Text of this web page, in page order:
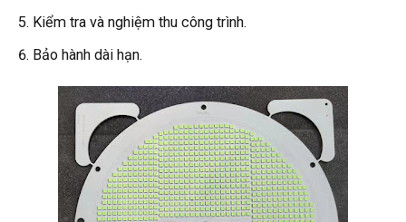
Kiểm tra và nghiệm thu công trình.
Bảo hành dài hạn.